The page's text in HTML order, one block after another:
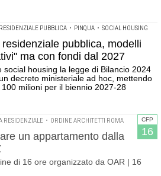
PUBBLICA • PINQUA • SOCIAL HOUSING
residenziale pubblica, modelli
ma con fondi dal 2027
social housing la legge di Bilancio 2024
decreto ministeriale ad hoc, mettendo
milioni per il biennio 2027-28
CFP
16
RESIDENZIALE • ORDINE ARCHITETTI ROMA
un appartamento dalla
di 16 ore organizzato da OAR | 16